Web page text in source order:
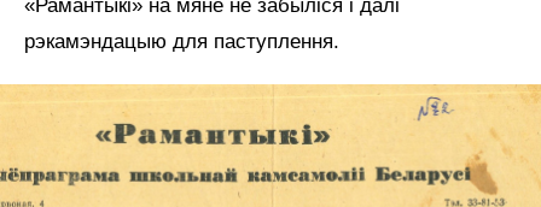
«Рамантыкі» на мяне не забыліся і далі
рэкамэндацыю для паступлення.